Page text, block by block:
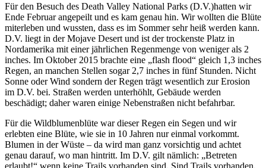
Für den Besuch des Death Valley National Parks (D.V.)hatten wir
Ende Februar angepeilt und es kam genau hin. Wir wollten die Blüte
miterleben und wussten, dass es im Sommer sehr heiß werden kann.
D.V. liegt in der Mojave Desert und ist der trockenste Platz in
Nordamerika mit einer jährlichen Regenmenge von weniger als 2
inches. Im Oktober 2015 brachte eine „flash flood“ gleich 1,3 inches
Regen, an manchen Stellen sogar 2,7 inches in fünf Stunden. Nicht
Sonne oder Wind sondern der Regen trägt wesentlich zur Erosion
im D.V. bei. Straßen werden unterhöhlt, Gebäude werden
beschädigt; daher waren einige Nebenstraßen nicht befahrbar.
Für die Wildblumenblüte war dieser Regen ein Segen und wir
erlebten eine Blüte, wie sie in 10 Jahren nur einmal vorkommt.
Blumen in der Wüste – da wird man ganz vorsichtig und achtet
genau darauf, wo man hintritt. Im D.V. gilt nämlich: „Betreten
erlaubt!“ wenn keine Trails vorhanden sind. Sind Trails vorhanden,